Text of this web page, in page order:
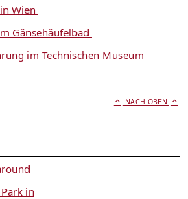
Wien
Gänsehäufelbad
im Technischen Museum
NACH OBEN
in